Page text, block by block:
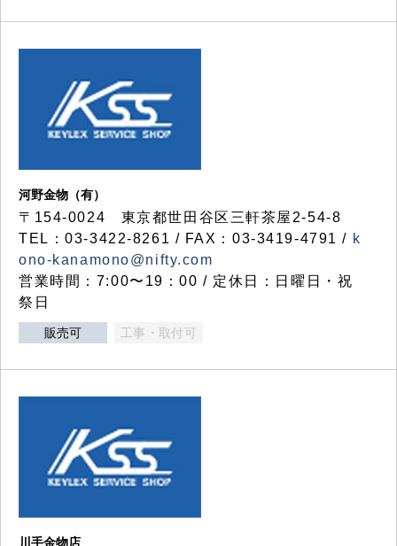
河野金物（有）
〒154-0024 東京都世田谷区三軒茶屋2-54-8
TEL：03-3422-8261 / FAX：03-3419-4791 / k
ono-kanamono@nifty.com
営業時間：7:00〜19：00 / 定休日：日曜日・祝
祭日
販売可 工事・取付可
川手金物店